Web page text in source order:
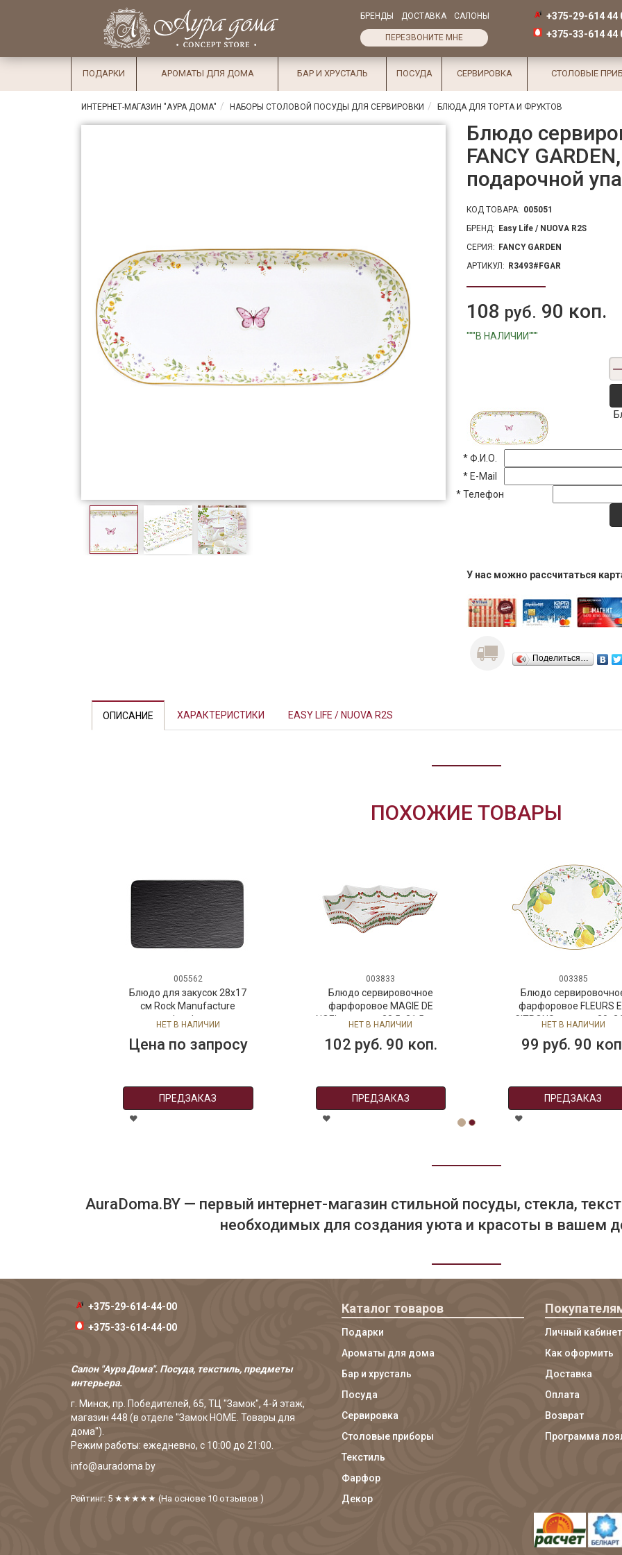
Избранное
×
СалоныДоставка
Оплата
Подарки
Ароматы
для дома
БРЕНДЫ ДОСТАВКА САЛОНЫ
ПЕРЕЗВОНИТЕ МНЕ
+375-29-614 44
+375-33-614 44
ПОДАРКИ АРОМАТЫ ДЛЯ ДОМА БАР И ХРУСТАЛЬ ПОСУДА СЕРВИРОВКА СТОЛОВЫЕ
ИНТЕРНЕТ-МАГАЗИН "АУРА ДОМА" НАБОРЫ СТОЛОВОЙ ПОСУДЫ ДЛЯ СЕРВИРОВКИ БЛЮДА ДЛЯ ТОРТА И ФРУКТОВ
Блюдо
FANCY
подарочной
КОД ТОВАРА: 005051
БРЕНД: Easy Life / NUOVA R2S
СЕРИЯ: FANCY GARDEN
АРТИКУЛ: R3493#FGAR
108 руб. 90 коп.
"""В НАЛИЧИИ"""
*Ф.И.О.
* E-Mail
*Телефон
У нас можно рассчитаться
Поделиться…
ОПИСАНИЕ ХАРАКТЕРИСТИКИ EASY LIFE / NUOVA R2S
ПОХОЖИЕ ТОВАРЫ
005562
Блюдо для закусок 28x17
см Rock Manufacture
,фарфор
НЕТ В НАЛИЧИИ
Цена по запросу
ПРЕДЗАКАЗ
003833
Блюдо сервировочное
фарфоровое MAGIE DE
NOEL, размер: 28,5x21,5 см в
НЕТ В НАЛИЧИИ
102 руб. 90 коп.
ПРЕДЗАКАЗ
003385
Блюдо
фарфоровое FLEURS
CITRONS, размер:
НЕТ В НАЛИЧИИ
99 руб. 90
ПРЕДЗАКАЗ
AuraDoma.BY — первый интернет-магазин стильной посуды, стекла,
необходимых для создания уюта и красоты в вашем
+375-29-614-44-00
+375-33-614-44-00
Салон "Аура Дома". Посуда, текстиль, предметы
интерьера.
г. Минск, пр. Победителей, 65, ТЦ "Замок", 4-й этаж,
магазин 448 (в отделе "Замок HOME. Товары для
дома").
Режим работы: ежедневно, с 10:00 до 21:00.
info@auradoma.by
Рейтинг: 5 ★★★★★ (На основе 10 отзывов )
Каталог товаров
Подарки
Ароматы для дома
Бар и хрусталь
Посуда
Сервировка
Столовые приборы
Текстиль
Фарфор
Декор
Личный кабинет
Как оформить
Доставка
Оплата
Возврат
Программа